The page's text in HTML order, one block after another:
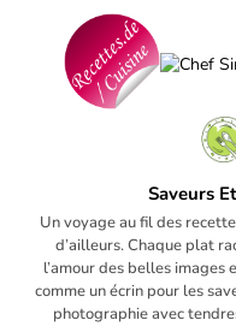
Saveurs
Un voyage au fil des
d’ailleurs. Chaque plat
l’amour des belles images
comme un écrin pour les
photographie avec